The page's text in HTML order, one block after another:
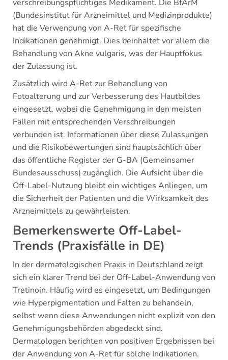
verschreibungspflichtiges Medikament. Die BfArM
(Bundesinstitut für Arzneimittel und Medizinprodukte)
hat die Verwendung von A-Ret für spezifische
Indikationen genehmigt. Dies beinhaltet vor allem die
Behandlung von Akne vulgaris, was der Hauptfokus
der Zulassung ist.
Zusätzlich wird A-Ret zur Behandlung von
Fotoalterung und zur Verbesserung des Hautbildes
eingesetzt, wobei die Genehmigung in den meisten
Fällen mit entsprechenden Verschreibungen
verbunden ist. Informationen über diese Zulassungen
und die Risikobewertungen sind hauptsächlich über
das öffentliche Register der G-BA (Gemeinsamer
Bundesausschuss) zugänglich. Die Aufsicht über die
Off-Label-Nutzung bleibt ein wichtiges Anliegen, um
die Sicherheit der Patienten und die Wirksamkeit des
Arzneimittels zu gewährleisten.
Bemerkenswerte Off-Label-
Trends (Praxisfälle in DE)
In der dermatologischen Praxis in Deutschland zeigt
sich ein klarer Trend bei der Off-Label-Anwendung von
Tretinoin. Häufig wird es eingesetzt, um Bedingungen
wie Hyperpigmentation und Falten zu behandeln,
selbst wenn diese Anwendungen nicht explizit von den
Genehmigungsbehörden abgedeckt sind.
Dermatologen berichten von positiven Ergebnissen bei
der Anwendung von A-Ret für solche Indikationen.